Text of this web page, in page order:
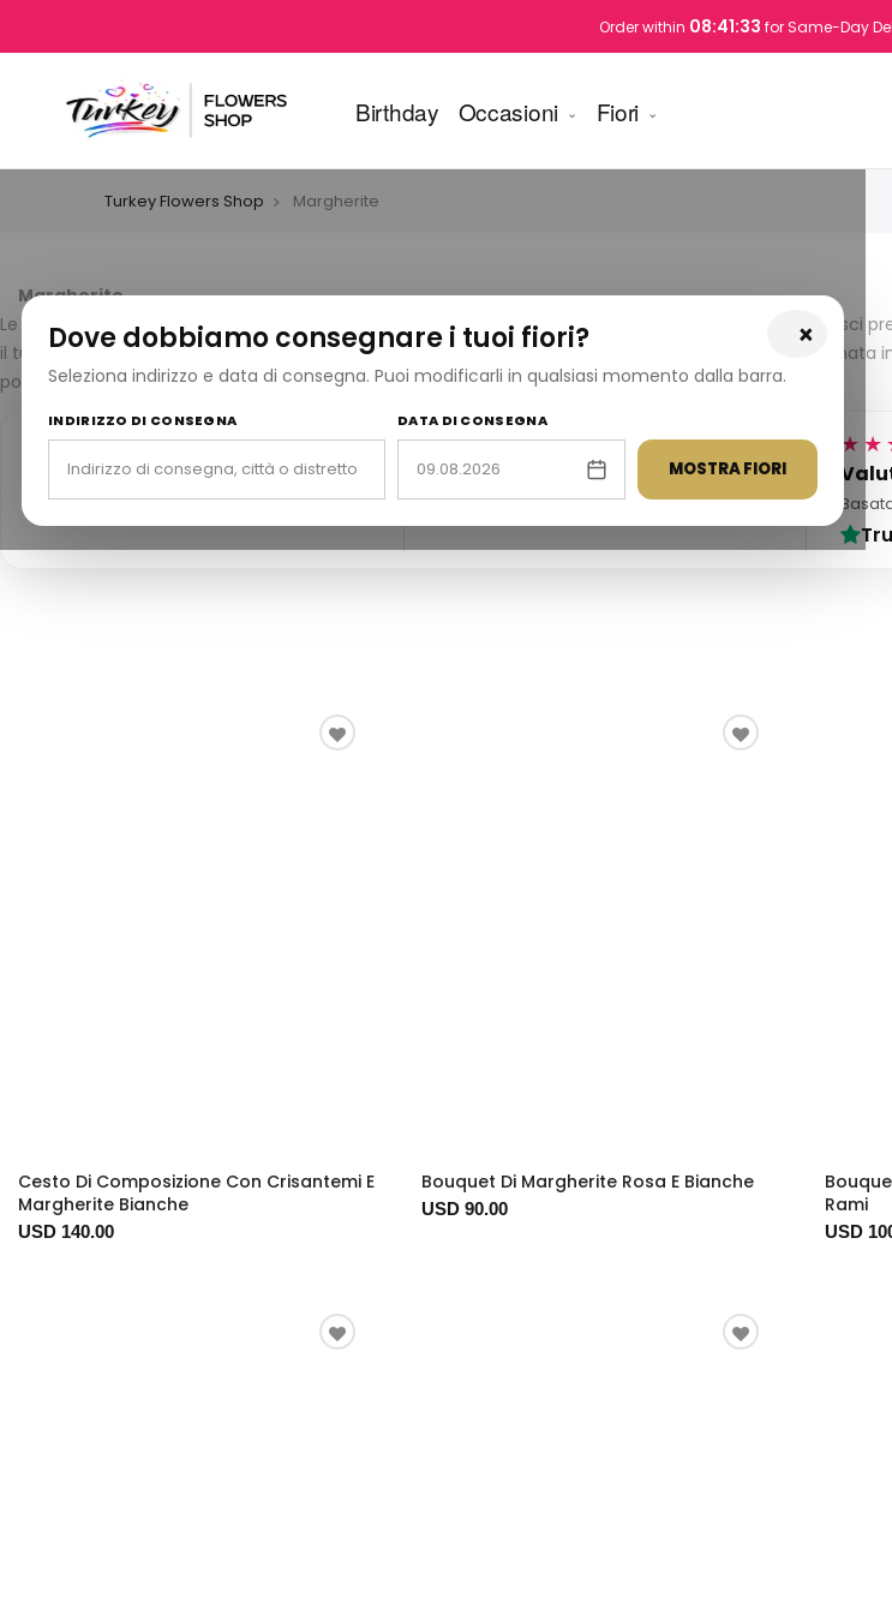
Order within 08:41:32 for Same-Day
Birthday Occasioni Fiori
×
Dove dobbiamo consegnare i tuoi fiori?
Seleziona indirizzo e data di consegna. Puoi modificarli in qualsiasi momento dalla barra.
INDIRIZZO DI CONSEGNA DATA DI CONSEGNA
MOSTRA FIORI
Turkey Flowers Shop Margherite
Margherite
Le margherite sono il simbolo perfetto di gioia, purezza e nuovi inizi. Che tu voglia dire "grazie",
il tuo messaggio con calore. Realizzate a mano da fioristi esperti e disponibili per la consegna in
porta. Ordina ora e lascia che la bellezza delle margherite illumini la giornata di qualcuno.
2525 anni di esperienza
Servizio affidabile di consegna
10.000+ consegne
Migliaia di consegne di fiori
Cesto Di Composizione Con Crisantemi E
Margherite Bianche
USD 140.00
Bouquet Di Margherite Rosa E Bianche
USD 90.00
Rami
USD